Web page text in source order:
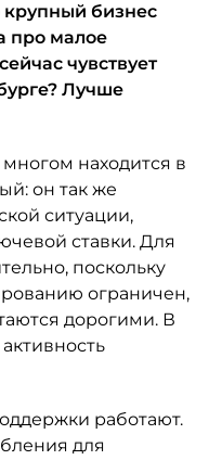
бизнес
про малое
чувствует
Лучше
находится в
он так же
ситуации,
ставки. Для
поскольку
ограничен,
дорогими. В
работают.
для